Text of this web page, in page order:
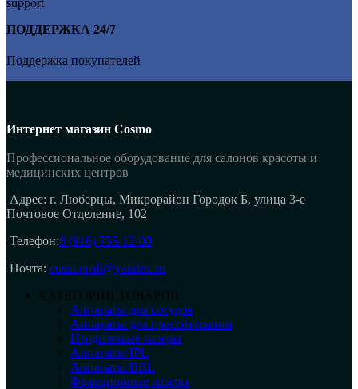
ПОДДЕРЖКА 24/7
Поддержка покупателей
Интернет магазин Cosmo
Профессиональное оборудование для салонов красоты и
медицинских центров
Адрес: г. Люберцы, Микрорайон Городок Б, улица 3-е
Почтовое Отделение, 102
Телефон:8 (916) 755-12-00
Почта: cosm.profi@yandex.ru
КАТЕГОРИИ ТОВАРОВ
Аппараты для сосудов
Аппараты для прессотерапии
Неодимовые лазеры
Аппараты IPL
Аппараты BBL
Фракционные лазеры